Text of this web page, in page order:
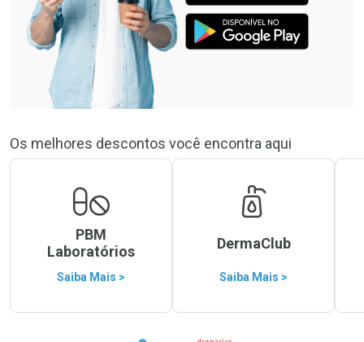
Os melhores descontos você encontra aqui
PBM
Laboratórios
Saiba Mais >
DermaClub
Saiba Mais >